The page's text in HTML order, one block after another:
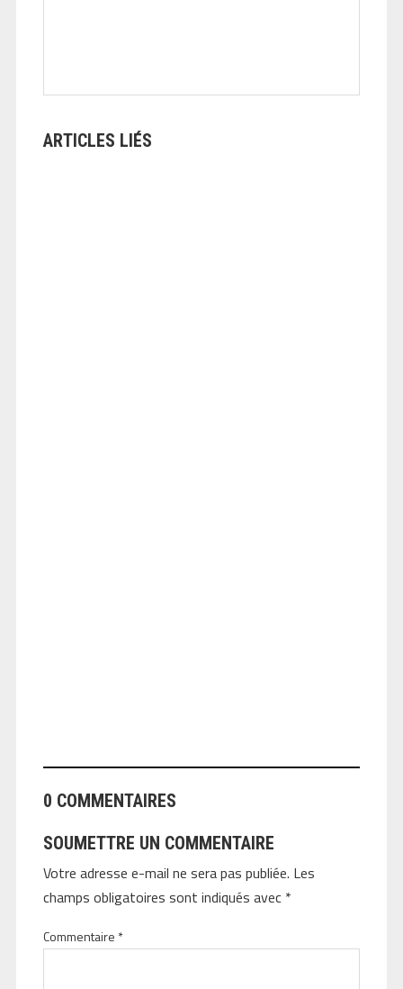
ARTICLES LIÉS
0 COMMENTAIRES
SOUMETTRE UN COMMENTAIRE
Votre adresse e-mail ne sera pas publiée. Les
champs obligatoires sont indiqués avec *
Commentaire *